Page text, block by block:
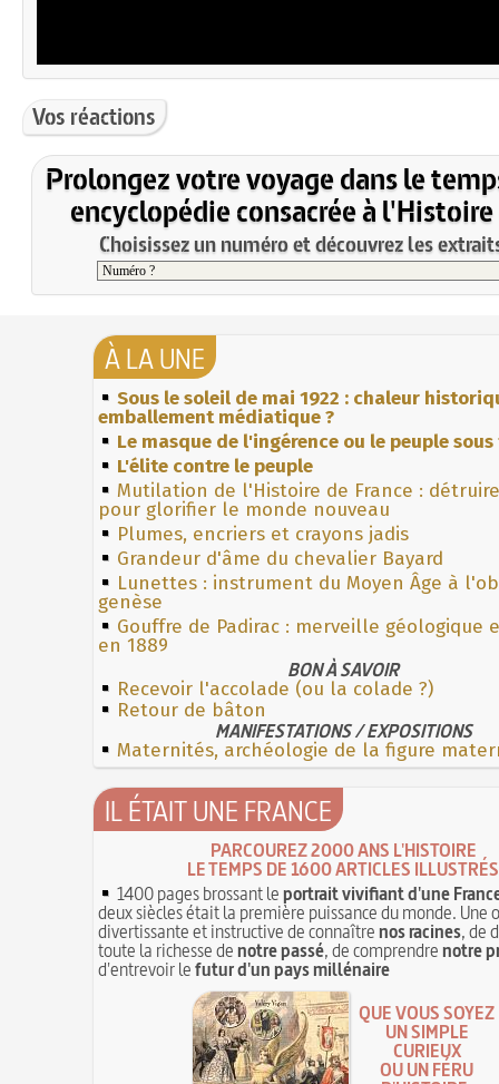
Vos réactions
Prolongez votre voyage dans le
encyclopédie consacrée à l'Histoire
Choisissez un numéro et découvrez les
À LA UNE
Sous le soleil de mai 1922 : chaleur
emballement médiatique ?
Le masque de l'ingérence ou le peuple
L'élite contre le peuple
Mutilation de l'Histoire de France :
pour glorifier le monde nouveau
Plumes, encriers et crayons jadis
Grandeur d'âme du chevalier Bayard
Lunettes : instrument du Moyen Âge à
genèse
Gouffre de Padirac : merveille géologique
en 1889
BON À SAVOIR
Recevoir l'accolade (ou la colade ?)
Retour de bâton
MANIFESTATIONS / EXPOSITIONS
Maternités, archéologie de la figure
IL ÉTAIT UNE FRANCE
PARCOUREZ 2000 ANS L'HISTOIRE
LE TEMPS DE 1600 ARTICLES ILLUSTRÉS
1400 pages brossant leportrait vivifiant d'une
deux siècles était la première puissance du monde. Une
divertissante et instructive de connaîtrenos racines, de
toute la richesse denotre passé, de comprendrenotre
d'entrevoir lefutur d'un pays millénaire
QUE VOUS SOYEZ
UN SIMPLE
CURIEUX
OU UN FÉRU